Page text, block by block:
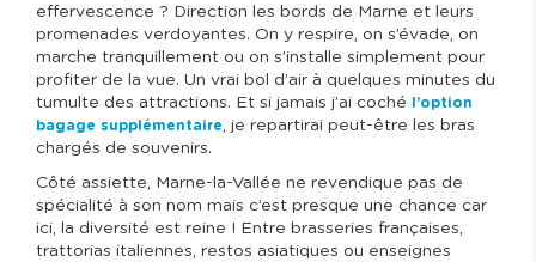
effervescence ? Direction les bords de Marne et leurs
promenades verdoyantes. On y respire, on s’évade, on
marche tranquillement ou on s’installe simplement pour
profiter de la vue. Un vrai bol d’air à quelques minutes du
tumulte des attractions. Et si jamais j’ai coché l’option
bagage supplémentaire, je repartirai peut-être les bras
chargés de souvenirs.
Côté assiette, Marne-la-Vallée ne revendique pas de
spécialité à son nom mais c’est presque une chance car
ici, la diversité est reine ! Entre brasseries françaises,
trattorias italiennes, restos asiatiques ou enseignes